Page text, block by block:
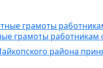
грамоты работникам